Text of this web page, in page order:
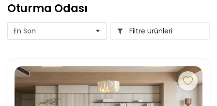
Ana Menü
Oturma Odası
Yemek Odası
Mutfak
Oturma Odası
Filtre Ürünleri